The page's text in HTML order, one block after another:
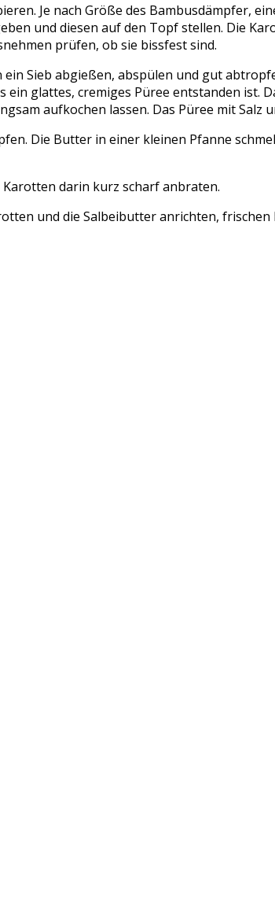
Je nach Größe des Bambusdämpfer,
und diesen auf den Topf stellen. Die
prüfen, ob sie bissfest sind.
Sieb abgießen, abspülen und gut
glattes, cremiges Püree entstanden ist.
aufkochen lassen. Das Püree mit Salz
Die Butter in einer kleinen Pfanne
darin kurz scharf anbraten.
und die Salbeibutter anrichten,